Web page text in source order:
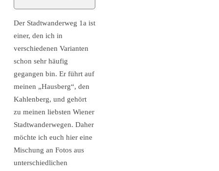
Der Stadtwanderweg 1a ist
einer, den ich in
verschiedenen Varianten
schon sehr häufig
gegangen bin. Er führt auf
meinen „Hausberg“, den
Kahlenberg, und gehört
zu meinen liebsten Wiener
Stadtwanderwegen. Daher
möchte ich euch hier eine
Mischung an Fotos aus
unterschiedlichen